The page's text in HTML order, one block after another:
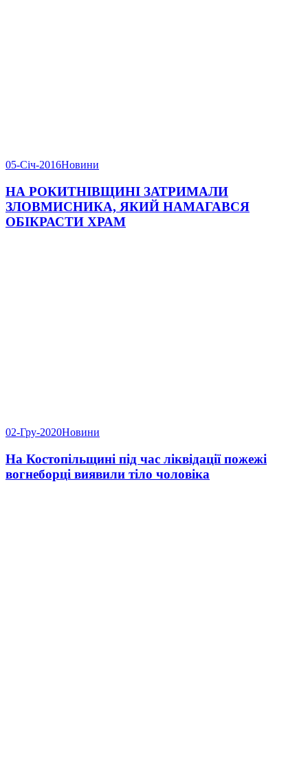
05-Січ-2016Новини
НА РОКИТНІВЩИНІ ЗАТРИМАЛИ
ЗЛОВМИСНИКА, ЯКИЙ НАМАГАВСЯ
ОБІКРАСТИ ХРАМ
02-Гру-2020Новини
На Костопільщині під час ліквідації пожежі
вогнеборці виявили тіло чоловіка